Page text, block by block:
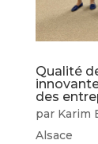
Qualité
des
par Karim
Alsace